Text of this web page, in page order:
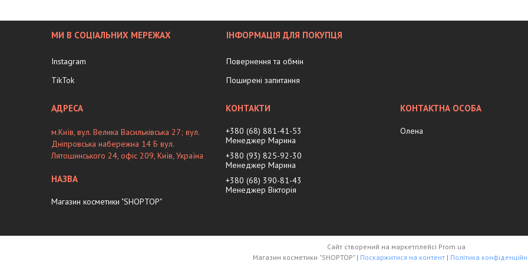
МИ В СОЦІАЛЬНИХ МЕРЕЖАХ
Instagram
TikTok
ІНФОРМАЦІЯ ДЛЯ ПОКУПЦЯ
Повернення та обмін
Поширені запитання
м.Київ, вул. Велика Васильківська 27; вул.
Дніпровська набережна 14 Б вул.
Лятошинського 24, офіс 209, Київ, Україна
Магазин косметики "SHOPTOP"
+380 (68) 881-41-53
Менеджер Марина
+380 (93) 825-92-30
Менеджер Марина
+380 (68) 390-81-43
Менеджер Вікторія
Олена
Сайт створений на маркетплейсі Prom.ua
Магазин косметики "SHOPTOP" | Поскаржитися на контент | Політика